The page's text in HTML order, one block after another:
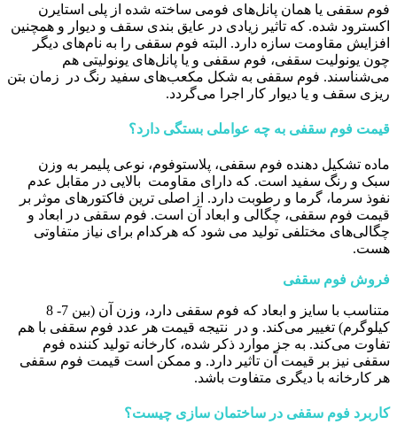
فوم سقفی یا همان پانل‌های فومی ساخته شده از پلی استایرن
اکسترود شده. که تاثیر زیادی در عایق بندی سقف و دیوار و همچنین
افزایش مقاومت سازه دارد. البته فوم سقفی را به نام‌های دیگر
چون یونولیت سقفی، فوم سقفی و یا پانل‌های یونولیتی هم
می‌شناسند. فوم سقفی به شکل مکعب‌های سفید رنگ در زمان بتن
ریزی سقف و یا دیوار کار اجرا می‌گردد.
قیمت فوم سقفی به چه عواملی بستگی دارد؟
ماده تشکیل دهنده فوم سقفی، پلاستوفوم، نوعی پلیمر به وزن
سبک و رنگ سفید است. که دارای مقاومت بالایی در مقابل عدم
نفوذ سرما، گرما و رطوبت دارد. از اصلی ترین فاکتور‌های موثر بر
قیمت فوم سقفی، چگالی و ابعاد آن است. فوم سقفی در ابعاد و
چگالی‌های مختلفی تولید می شود که هرکدام برای نیاز متفاوتی
هست.
فروش فوم سقفی
متناسب با سایز و ابعاد که فوم سقفی دارد، وزن آن (بین 7- 8
کیلوگرم) تغییر می‌کند. و در نتیجه قیمت هر عدد فوم سقفی با هم
تفاوت می‌کند. به جز موارد ذکر شده، کارخانه تولید کننده فوم
سقفی نیز بر قیمت آن تاثیر دارد. و ممکن است قیمت فوم سقفی
هر کارخانه با دیگری متفاوت باشد.
کاربرد فوم سقفی در ساختمان سازی چیست؟